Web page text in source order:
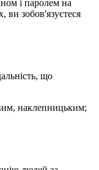
і паролем на
ви зобов'язуєтеся
що
наклепницьким;